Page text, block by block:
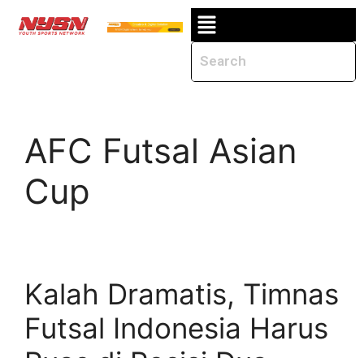
AFC Futsal Asian
Cup
Kalah Dramatis, Timnas
Futsal Indonesia Harus